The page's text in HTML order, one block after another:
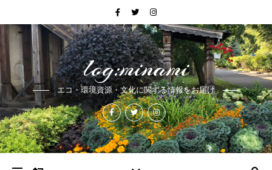
log:minami
エコ・環境資源・文化に関する情報をお届け